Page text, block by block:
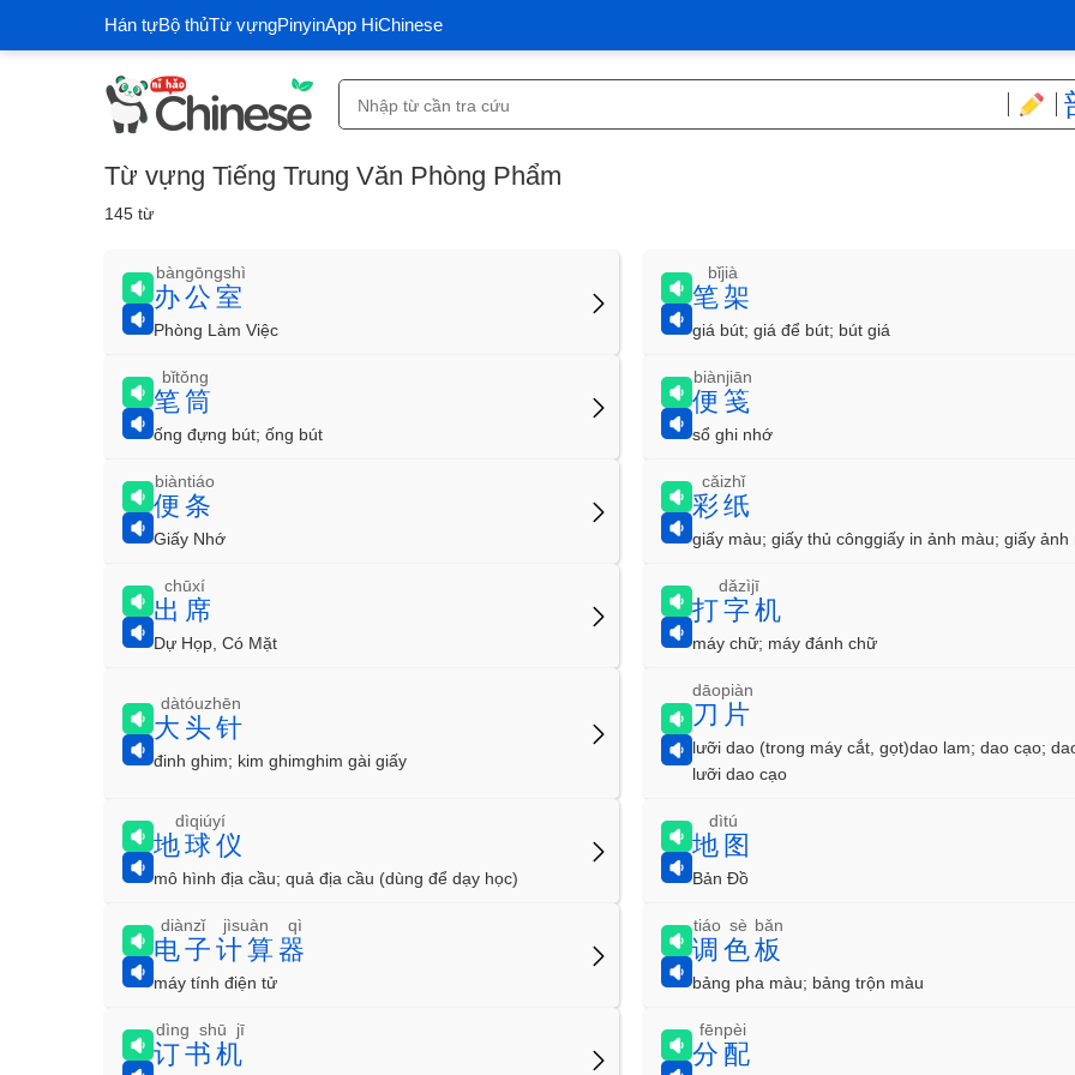
Hán tựBộ thủTừ vựngPinyinApp HiChinese
Từ vựng Tiếng Trung Văn Phòng Phẩm
145 từ
办公室
bàngōngshì
Phòng Làm Việc
笔架
bǐjià
giá bút; giá để bút; bút giá
笔筒
bǐtǒng
ống đựng bút; ống bút
便笺
biànjiān
sổ ghi nhớ
便条
biàntiáo
Giấy Nhớ
彩纸
cǎizhǐ
giấy màu; giấy thủ cônggiấy in ảnh màu; giấy ảnh
出席
chūxí
Dự Họp, Có Mặt
打字机
dǎzìjī
máy chữ; máy đánh chữ
大头针
dàtóuzhēn
đinh ghim; kim ghimghim gài giấy
刀片
dāopiàn
lưỡi dao (trong máy cắt, gọt)dao lam; dao cạo;
lưỡi dao cạo
地球仪
dìqiúyí
mô hình địa cầu; quả địa cầu (dùng để dạy học)
地图
dìtú
Bản Đồ
电子计算器
diànzǐ jìsuàn qì
máy tính điện tử
调色板
tiáo sè bǎn
bảng pha màu; bảng trộn màu
订书机
dìng shū jī
分配
fēnpèi